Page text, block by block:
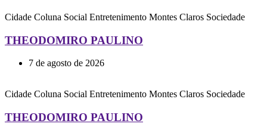
Cidade Coluna Social Entretenimento Montes Claros Sociedade
THEODOMIRO PAULINO
7 de agosto de 2026
Cidade Coluna Social Entretenimento Montes Claros Sociedade
THEODOMIRO PAULINO